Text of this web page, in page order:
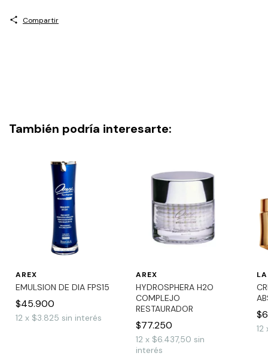
Compartir
También podría interesarte:
AREX
EMULSION DE DIA FPS15
$45.900
12 x $3.825 sin interés
AREX
HYDROSPHERA H2O
COMPLEJO
RESTAURADOR
$77.250
12 x $6.437,50 sin
interés
12